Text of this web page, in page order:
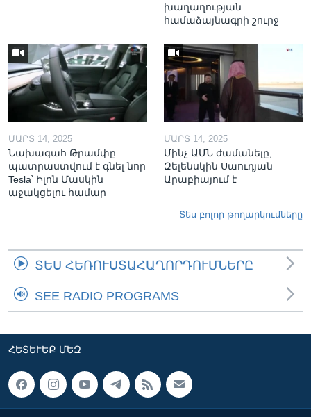
խաղաղության
համաձայնագրի շուրջ
ՄԱՐՏ 14, 2025
Նախագահ Թրամփը
պատրաստվում է գնել նոր
Tesla՝ Իլոն Մասկին
աջակցելու համար
ՄԱՐՏ 14, 2025
Մինչ ԱՄՆ ժամանելը,
Զելենսկին Սաուդյան
Արաբիայում է
Տես բոլոր թողարկումները
ՏԵՍ ՀԵՌՈՒՍՏԱՀԱՂՈՐԴՈՒՄՆԵՐԸ
SEE RADIO PROGRAMS
ՀԵՏԵՒԵՔ ՄԵԶ